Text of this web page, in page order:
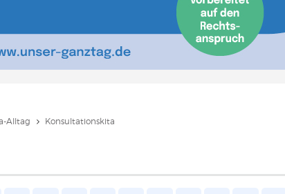
Alltag Konsultationskita